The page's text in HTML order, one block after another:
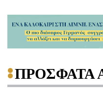
ΠΡΟΣΦΑΤΑ